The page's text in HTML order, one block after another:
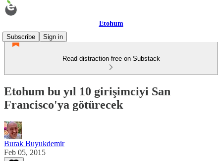
Etohum
Subscribe
Sign in
Read distraction-free on Substack
Etohum bu yıl 10 girişimciyi San
Francisco'ya götürecek
Burak Buyukdemir
Feb 05, 2015